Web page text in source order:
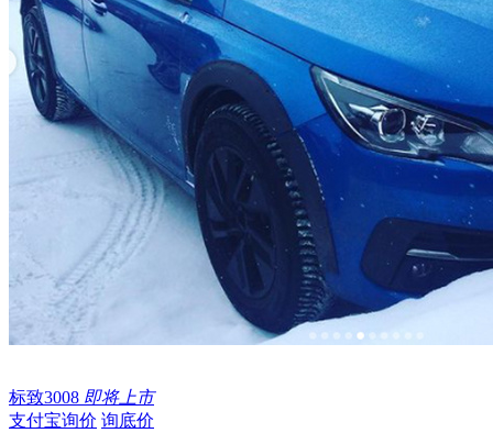
标致3008 即将上市
支付宝询价 询底价